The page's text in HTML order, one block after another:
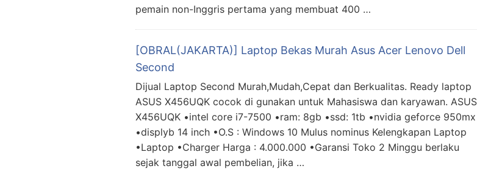
pemain non-Inggris pertama yang membuat 400 …
[OBRAL(JAKARTA)] Laptop Bekas Murah Asus Acer Lenovo Dell
Second
Dijual Laptop Second Murah,Mudah,Cepat dan Berkualitas. Ready laptop
ASUS X456UQK cocok di gunakan untuk Mahasiswa dan karyawan. ASUS
X456UQK •intel core i7-7500 •ram: 8gb •ssd: 1tb •nvidia geforce 950mx
•displyb 14 inch •O.S : Windows 10 Mulus nominus Kelengkapan Laptop
•Laptop •Charger Harga : 4.000.000 •Garansi Toko 2 Minggu berlaku
sejak tanggal awal pembelian, jika …